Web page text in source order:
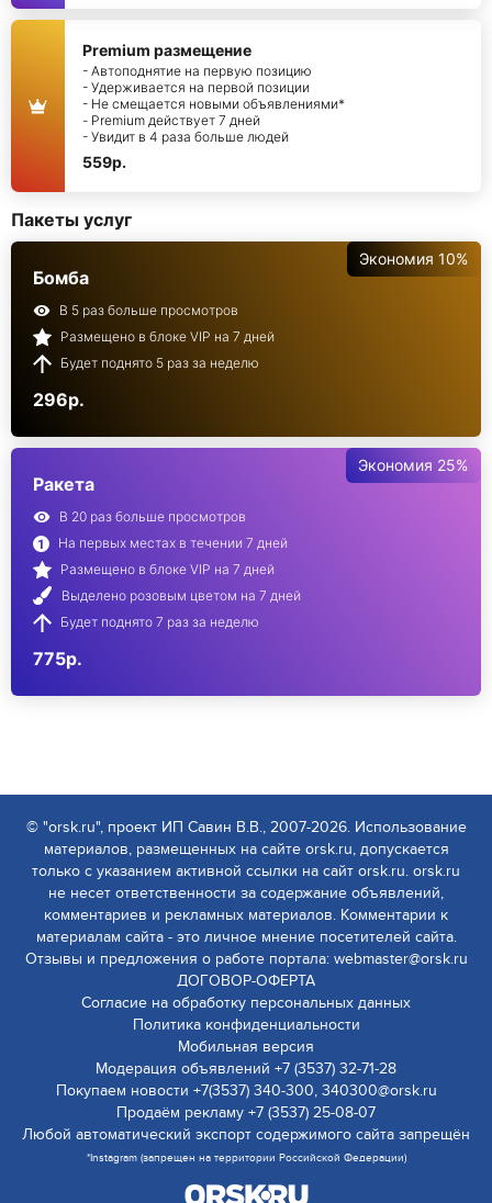
Premium размещение
- Автоподнятие на первую позицию
- Удерживается на первой позиции
- Не смещается новыми объявлениями*
- Premium действует 7 дней
- Увидит в 4 раза больше людей
559р.
Пакеты услуг
Экономия 10%
Бомба
В 5 раз больше просмотров
Размещено в блоке VIP на 7 дней
Будет поднято 5 раз за неделю
296р.
Экономия 25%
Ракета
В 20 раз больше просмотров
На первых местах в течении 7 дней
Размещено в блоке VIP на 7 дней
Выделено розовым цветом на 7 дней
Будет поднято 7 раз за неделю
775р.
© "orsk.ru", проект ИП Савин В.В., 2007-2026. Использование
материалов, размещенных на сайте orsk.ru, допускается
только с указанием активной ссылки на сайт orsk.ru. orsk.ru
не несет ответственности за содержание объявлений,
комментариев и рекламных материалов. Комментарии к
материалам сайта - это личное мнение посетителей сайта.
Отзывы и предложения о работе портала: webmaster@orsk.ru
ДОГОВОР-ОФЕРТА
Согласие на обработку персональных данных
Политика конфиденциальности
Мобильная версия
Модерация объявлений +7 (3537) 32-71-28
Покупаем новости +7(3537) 340-300, 340300@orsk.ru
Продаём рекламу +7 (3537) 25-08-07
Любой автоматический экспорт содержимого сайта запрещён
*Instagram (запрещен на территории Российской Федерации)